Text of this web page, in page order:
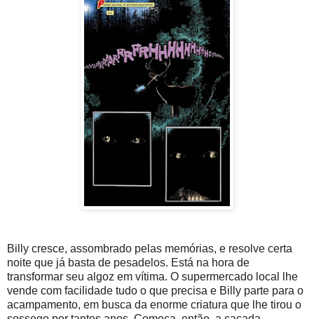
Billy cresce, assombrado pelas memórias, e resolve certa
noite que já basta de pesadelos. Está na hora de
transformar seu algoz em vítima. O supermercado local lhe
vende com facilidade tudo o que precisa e Billy parte para o
acampamento, em busca da enorme criatura que lhe tirou o